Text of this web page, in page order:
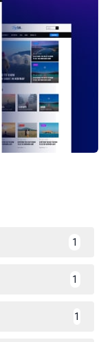
1
1
1